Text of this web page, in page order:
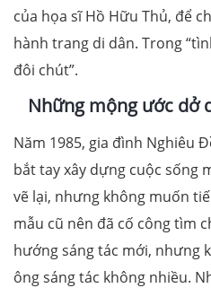
của họa sĩ Hồ Hữu Thủ, để
hành trang di dân. Trong
đôi chút”.
Những mộng ước dở
Năm 1985, gia đình Nghiêu
bắt tay xây dựng cuộc sống
vẽ lại, nhưng không muốn
mẫu cũ nên đã cố công tìm
hướng sáng tác mới, nhưng
ông sáng tác không nhiều.